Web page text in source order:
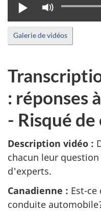
Lire
Activer
le
mode
muet
Galerie de vidéos
: réponses
- Risqué
Description vidéo :
chacun leur
d'experts.
Canadienne : Est-
conduite